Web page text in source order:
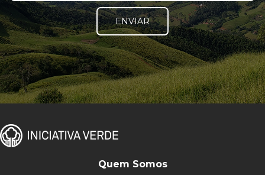
ENVIAR
Quem Somos